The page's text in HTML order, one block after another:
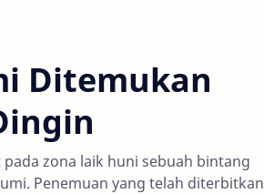
Ditemukan
zona laik huni sebuah bintang
Penemuan yang telah diterbitkan